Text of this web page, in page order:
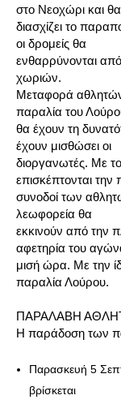
στο Νεοχώρι και θα
διασχίζει το
οι δρομείς θα
ενθαρρύνονται
χωριών.
Μεταφορά
παραλία του
θα έχουν τη
έχουν μισθώσει οι
διοργανωτές. Με
επισκέπτονται την
συνοδοί των
λεωφορεία θα
εκκινούν από την
αφετηρία του
μισή ώρα. Με την
παραλία Λούρου.
ΠΑΡΑΛΑΒΗ
Η παράδοση των
Παρασκευή 5
βρίσκεται